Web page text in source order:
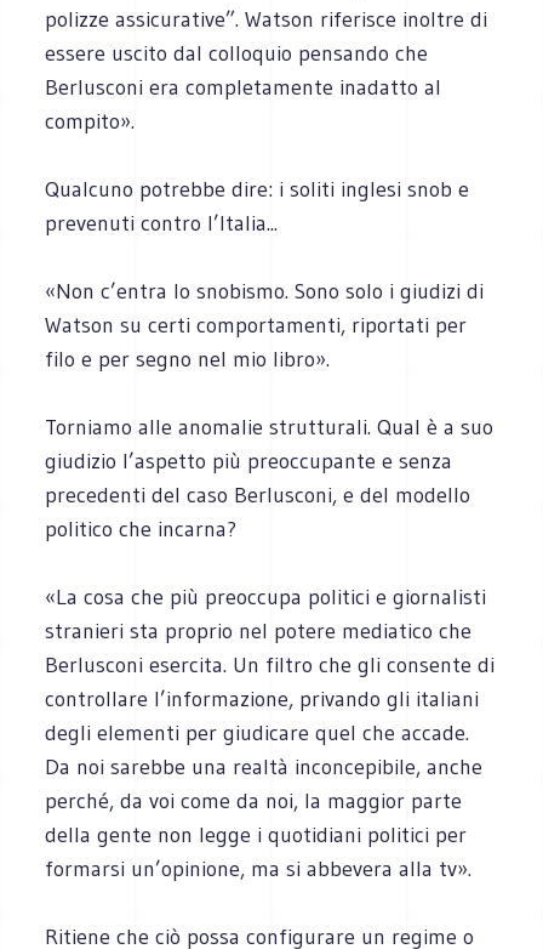
polizze assicurative”. Watson riferisce inoltre di
essere uscito dal colloquio pensando che
Berlusconi era completamente inadatto al
compito».
Qualcuno potrebbe dire: i soliti inglesi snob e
prevenuti contro l’Italia...
«Non c’entra lo snobismo. Sono solo i giudizi di
Watson su certi comportamenti, riportati per
filo e per segno nel mio libro».
Torniamo alle anomalie strutturali. Qual è a suo
giudizio l’aspetto più preoccupante e senza
precedenti del caso Berlusconi, e del modello
politico che incarna?
«La cosa che più preoccupa politici e giornalisti
stranieri sta proprio nel potere mediatico che
Berlusconi esercita. Un filtro che gli consente di
controllare l’informazione, privando gli italiani
degli elementi per giudicare quel che accade.
Da noi sarebbe una realtà inconcepibile, anche
perché, da voi come da noi, la maggior parte
della gente non legge i quotidiani politici per
formarsi un’opinione, ma si abbevera alla tv».
Ritiene che ciò possa configurare un regime o